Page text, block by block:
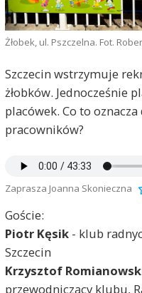
Żłobek, ul. Pszczelna. Fot.
Szczecin wstrzymuje
żłobków. Jednocześnie
placówek. Co to
pracowników?
Zaprasza Joanna Skonieczna
Goście:
Piotr Kęsik- klub
Szczecin
Krzysztof
przewodniczący klubu,